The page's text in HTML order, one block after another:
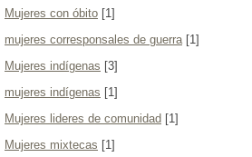
Mujeres con óbito [1]
mujeres corresponsales de guerra[1]
Mujeres indígenas [3]
mujeres indígenas [1]
Mujeres lideres de comunidad [1]
Mujeres mixtecas [1]